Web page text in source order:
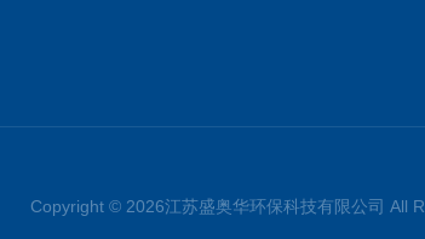
Copyright © 2026江苏盛奥华环保科技有限公司 All